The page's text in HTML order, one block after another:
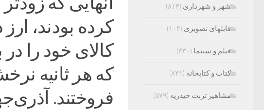
کرده بودند،
کالای خود را در
که هر ثانیه
فروختند.
شهر و شهرداری (۸۱۳)
فایلهای تصویری (۱۰۴)
فیلم و سینما (۳۳۰)
کتاب و کتابخانه (۸۳۱)
مشاهیر تربت حیدریه (۵۷۹)